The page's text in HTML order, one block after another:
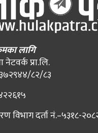
लागि
नेटवर्क प्रा.लि.
८२/८३
विभाग दर्ता नं.–५३१८-